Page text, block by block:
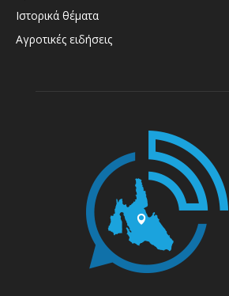
Ιστορικά θέματα
Αγροτικές ειδήσεις